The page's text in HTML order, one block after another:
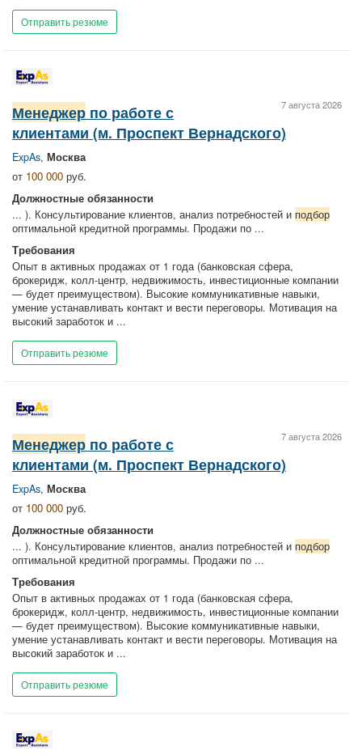
Отправить резюме
7 августа 2026
Менеджер по работе с
клиентами (м. Проспект Вернадского)
ExpAs, Москва
от 100 000 руб.
Должностные обязанности
... ). Консультирование клиентов, анализ потребностей и подбор
оптимальной кредитной программы. Продажи по ...
Требования
Опыт в активных продажах от 1 года (банковская сфера,
брокеридж, колл-центр, недвижимость, инвестиционные компании
— будет преимуществом). Высокие коммуникативные навыки,
умение устанавливать контакт и вести переговоры. Мотивация на
высокий заработок и ...
Отправить резюме
7 августа 2026
Менеджер по работе с
клиентами (м. Проспект Вернадского)
ExpAs, Москва
от 100 000 руб.
Должностные обязанности
... ). Консультирование клиентов, анализ потребностей и подбор
оптимальной кредитной программы. Продажи по ...
Требования
Опыт в активных продажах от 1 года (банковская сфера,
брокеридж, колл-центр, недвижимость, инвестиционные компании
— будет преимуществом). Высокие коммуникативные навыки,
умение устанавливать контакт и вести переговоры. Мотивация на
высокий заработок и ...
Отправить резюме